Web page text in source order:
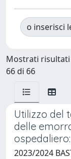
o inserisci
Mostrati risultati
66 di 66
Utilizzo del
delle
2023/2024